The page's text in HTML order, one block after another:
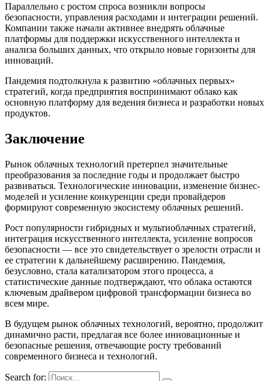
Параллельно с ростом спроса возникли вопросы
безопасности, управления расходами и интеграции решений.
Компании также начали активнее внедрять облачные
платформы для поддержки искусственного интеллекта и
анализа больших данных, что открыло новые горизонты для
инноваций.
Пандемия подтолкнула к развитию «облачных первых»
стратегий, когда предприятия воспринимают облако как
основную платформу для ведения бизнеса и разработки новых
продуктов.
Заключение
Рынок облачных технологий претерпел значительные
преобразования за последние годы и продолжает быстро
развиваться. Технологические инновации, изменение бизнес-
моделей и усиление конкуренции среди провайдеров
формируют современную экосистему облачных решений.
Рост популярности гибридных и мультиоблачных стратегий,
интеграция искусственного интеллекта, усиление вопросов
безопасности — все это свидетельствует о зрелости отрасли и
ее стратегии к дальнейшему расширению. Пандемия,
безусловно, стала катализатором этого процесса, а
статистические данные подтверждают, что облака остаются
ключевым драйвером цифровой трансформации бизнеса во
всем мире.
В будущем рынок облачных технологий, вероятно, продолжит
динамично расти, предлагая все более инновационные и
безопасные решения, отвечающие росту требований
современного бизнеса и технологий.
Search for: